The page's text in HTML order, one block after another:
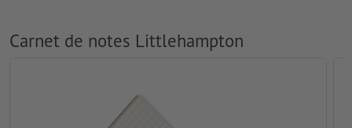
Carnet de notes Littlehampton